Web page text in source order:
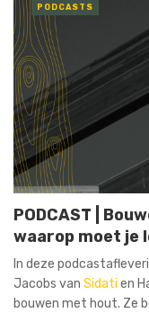
PODCASTS
PODCAST |
waarop moet je
In deze
Jacobs van Sidati en
bouwen met hout. Ze